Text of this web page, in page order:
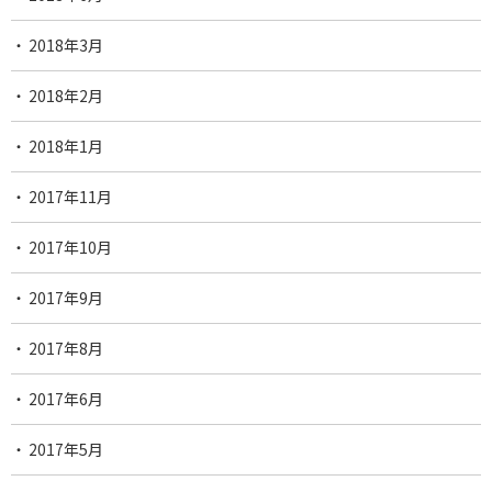
2018年3月
2018年2月
2018年1月
2017年11月
2017年10月
2017年9月
2017年8月
2017年6月
2017年5月